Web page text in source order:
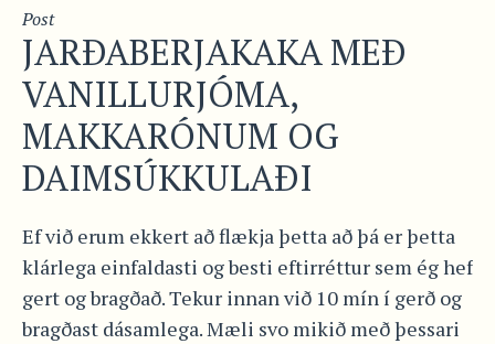
Post
JARÐABERJAKAKA MEÐ
VANILLURJÓMA,
MAKKARÓNUM OG
DAIMSÚKKULAÐI
Ef við erum ekkert að flækja þetta að þá er þetta
klárlega einfaldasti og besti eftirréttur sem ég hef
gert og bragðað. Tekur innan við 10 mín í gerð og
bragðast dásamlega. Mæli svo mikið með þessari